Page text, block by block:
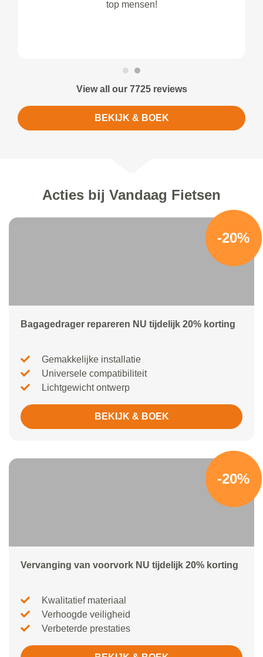
top mensen!
View all our 7725 reviews
BEKIJK & BOEK
Acties bij Vandaag Fietsen
-20%
Bagagedrager repareren NU tijdelijk 20% korting
Gemakkelijke installatie
Universele compatibiliteit
Lichtgewicht ontwerp
BEKIJK & BOEK
-20%
Vervanging van voorvork NU tijdelijk 20% korting
Kwalitatief materiaal
Verhoogde veiligheid
Verbeterde prestaties